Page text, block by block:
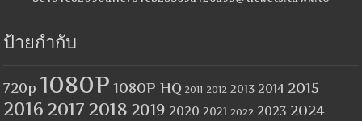
ป้ายกำกับ
720p 1080P 1080P HQ 2011 2012 2013 2014 2015
2016 2017 2018 2019 2020 2021 2022 2023 2024